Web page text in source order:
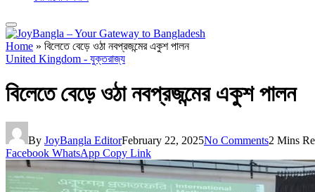
Home » বিলেতে বেড়ে ওঠা নবপ্রজন্মের একুশ পালন
United Kingdom - যুক্তরাজ্য
বিলেতে বেড়ে ওঠা নবপ্রজন্মের একুশ পালন
By JoyBangla EditorFebruary 22, 2025No Comments2 Mins
Facebook WhatsApp Copy Link